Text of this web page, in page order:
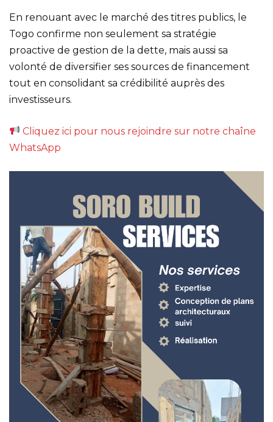
En renouant avec le marché des titres publics, le
Togo confirme non seulement sa stratégie
proactive de gestion de la dette, mais aussi sa
volonté de diversifier ses sources de financement
tout en consolidant sa crédibilité auprès des
investisseurs.
Cliquez ici pour nous rejoindre sur notre chaîne
WhatsApp